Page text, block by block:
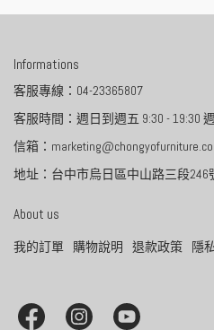
Informations
客服專線：04-23365807
客服時間：週日到週五 9:30 - 19:30
信箱：
地址：台中市烏日區中山路三段246
About us
我的訂單 購物說明 退款政策 隱